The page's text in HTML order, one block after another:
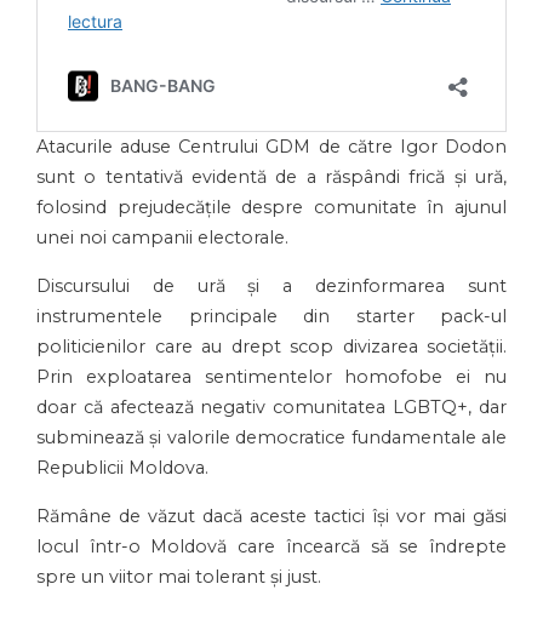
Atacurile aduse Centrului GDM de către Igor Dodon
sunt o tentativă evidentă de a răspândi frică și ură,
folosind prejudecățile despre comunitate în ajunul
unei noi campanii electorale.
Discursului de ură și a dezinformarea sunt
instrumentele principale din starter pack-ul
politicienilor care au drept scop divizarea societății.
Prin exploatarea sentimentelor homofobe ei nu
doar că afectează negativ comunitatea LGBTQ+, dar
subminează și valorile democratice fundamentale ale
Republicii Moldova.
Rămâne de văzut dacă aceste tactici își vor mai găsi
locul într-o Moldovă care încearcă să se îndrepte
spre un viitor mai tolerant și just.